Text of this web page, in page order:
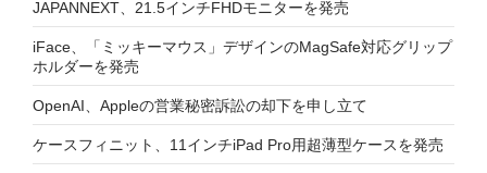
JAPANNEXT、21.5インチFHDモニターを発売
iFace、「ミッキーマウス」デザインのMagSafe対応グリップ
ホルダーを発売
OpenAI、Appleの営業秘密訴訟の却下を申し立て
ケースフィニット、11インチiPad Pro用超薄型ケースを発売